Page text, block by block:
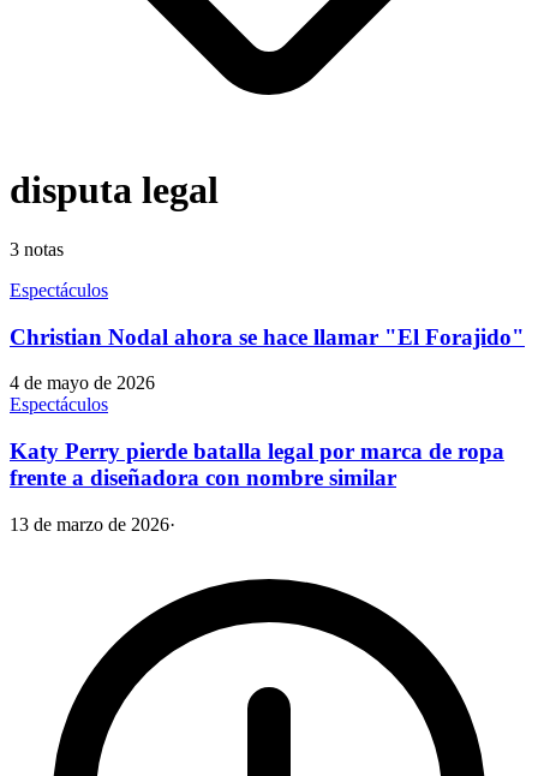
disputa legal
3 notas
Espectáculos
Christian Nodal ahora se hace llamar "El Forajido"
4 de mayo de 2026
Espectáculos
Katy Perry pierde batalla legal por marca de ropa
frente a diseñadora con nombre similar
13 de marzo de 2026·